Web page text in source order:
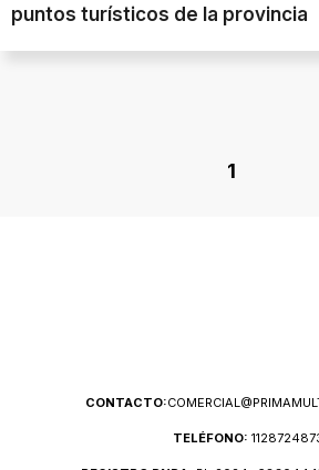
puntos turísticos de la provincia
1
CONTACTO:
TELÉFONO: